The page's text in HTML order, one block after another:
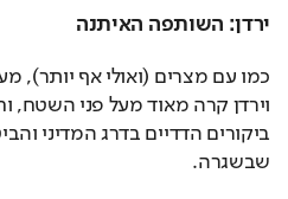
ירדן: השותפה האיתנה
שבשגרה.